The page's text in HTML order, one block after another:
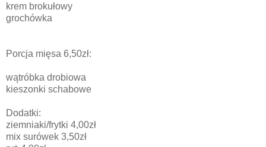
krem brokułowy
grochówka
Porcja mięsa 6,50zł:
wątróbka drobiowa
kieszonki schabowe
Dodatki:
ziemniaki/frytki 4,00zł
mix surówek 3,50zł